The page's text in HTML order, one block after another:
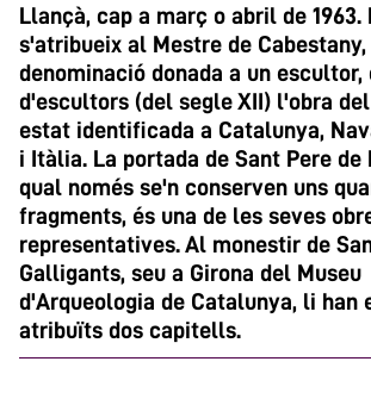
Llançà, cap a març o abril de 1963.
s'atribueix al Mestre de Cabestany,
denominació donada a un
d'escultors (del segle XII) l'obra
estat identificada a Catalunya,
i Itàlia. La portada de Sant Pere de
qual només se'n conserven uns
fragments, és una de les seves
representatives. Al monestir de
Galligants, seu a Girona del Museu
d'Arqueologia de Catalunya, li han
atribuïts dos capitells.